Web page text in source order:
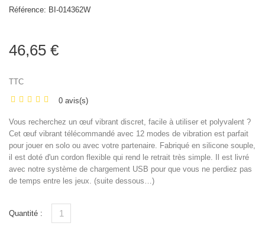
Référence: BI-014362W
46,65 €
TTC
0 avis(s)
Vous recherchez un œuf vibrant discret, facile à utiliser et polyvalent ?
Cet œuf vibrant télécommandé avec 12 modes de vibration est parfait
pour jouer en solo ou avec votre partenaire. Fabriqué en silicone souple,
il est doté d'un cordon flexible qui rend le retrait très simple. Il est livré
avec notre système de chargement USB pour que vous ne perdiez pas
de temps entre les jeux. (suite dessous…)
Quantité :